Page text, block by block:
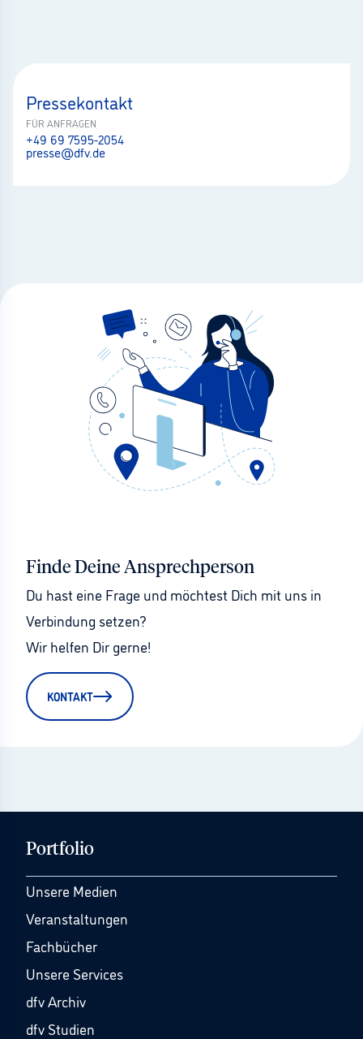
Pressekontakt
FÜR ANFRAGEN
+49 69 7595-2054
presse@dfv.de
Finde Deine Ansprechperson
Du hast eine Frage und möchtest Dich mit uns in
Verbindung setzen?
Wir helfen Dir gerne!
KONTAKT
Portfolio
Unsere Medien
Veranstaltungen
Fachbücher
Unsere Services
dfv Archiv
dfv Studien